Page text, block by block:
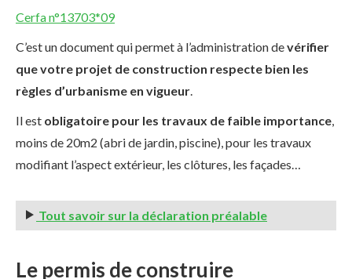
Cerfa n°13703*09
C’est un document qui permet à l’administration devérifier
que votre projet de construction respecte bien les
règles d’urbanisme en vigueur.
Il est obligatoire pour les travaux de faible importance,
moins de 20m2 (abri de jardin, piscine), pour les travaux
modifiant l’aspect extérieur, les clôtures, les façades…
Tout savoir sur la déclaration préalable
Le permis de construire